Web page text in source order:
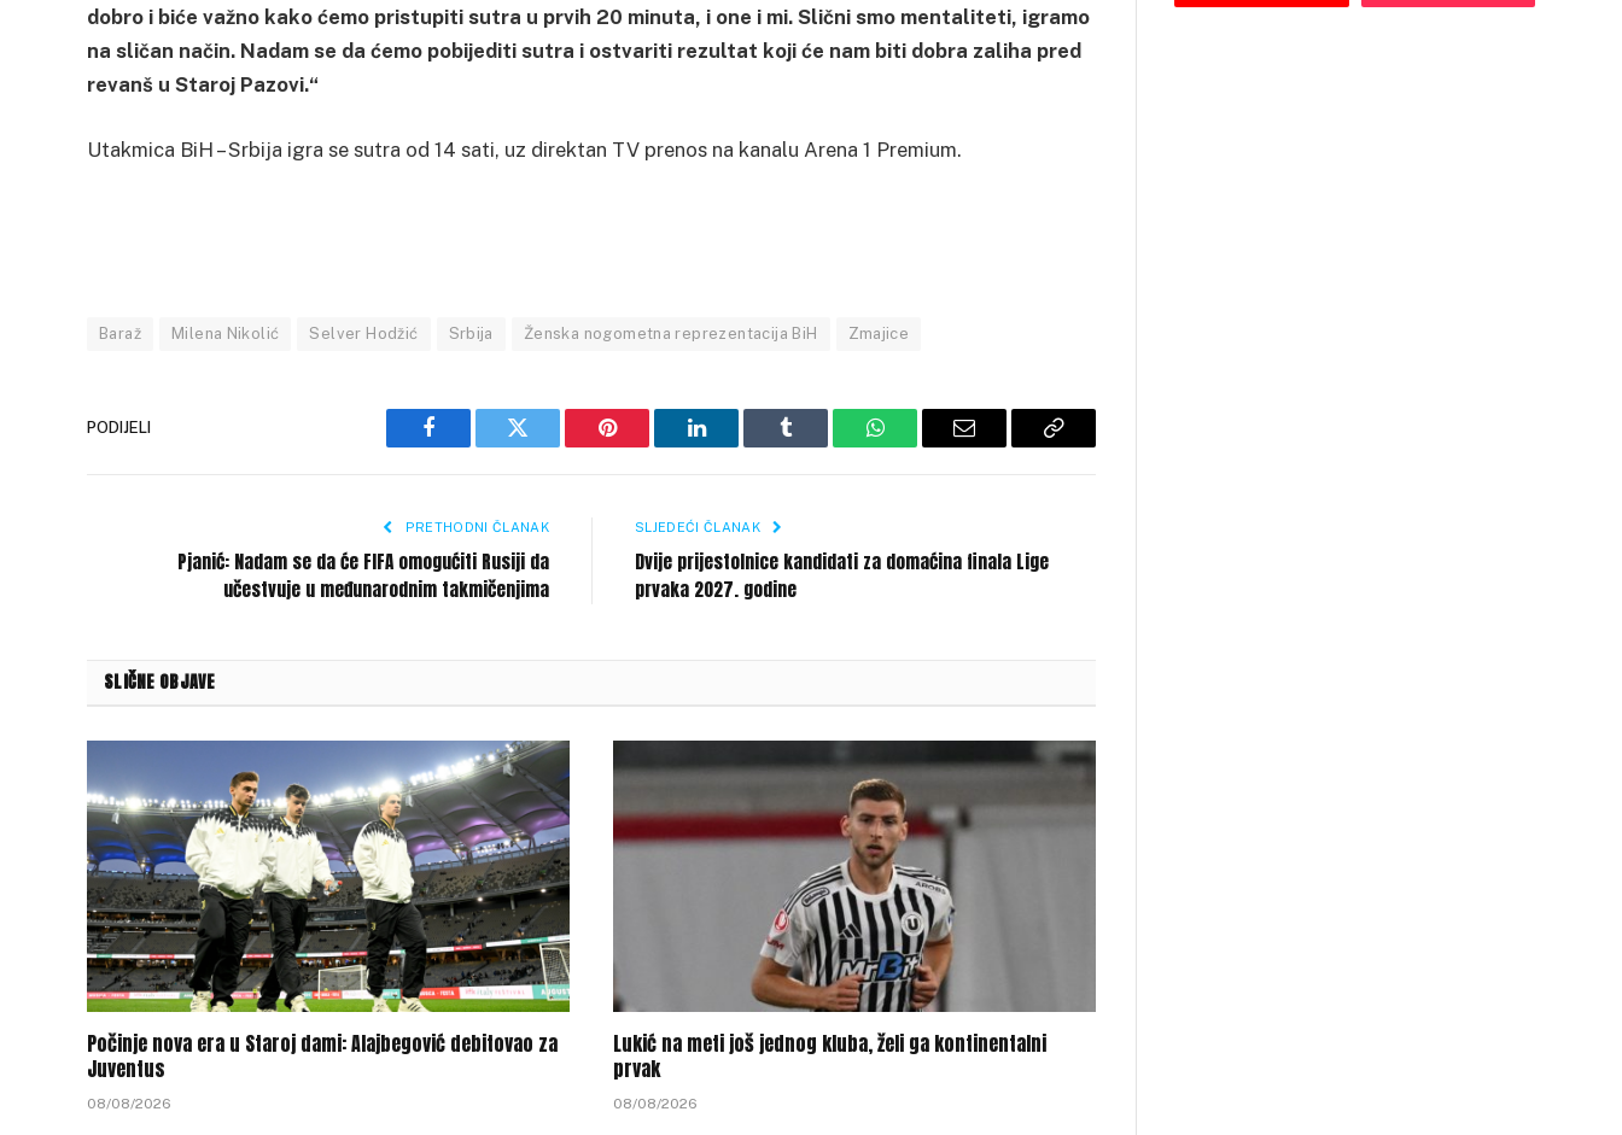
dobro i biće važno kako ćemo pristupiti sutra u prvih 20 minuta, i one i mi. Slični smo mentaliteti, igramo
na sličan način. Nadam se da ćemo pobijediti sutra i ostvariti rezultat koji će nam biti dobra zaliha pred
revanš u Staroj Pazovi.“
Utakmica BiH – Srbija igra se sutra od 14 sati, uz direktan TV prenos na kanalu Arena 1 Premium.
Baraž Milena Nikolić Selver Hodžić Srbija Ženska nogometna reprezentacija BiH Zmajice
PODIJELI
Facebook Twitter Pinterest LinkedIn Tumblr WhatsAppEmail
Copy
PRETHODNI ČLANAK
Pjanić: Nadam se da će FIFA omogućiti Rusiji da
učestvuje u međunarodnim takmičenjima
SLJEDEĆI ČLANAK
Dvije prijestolnice kandidati za domaćina finala Lige
prvaka 2027. godine
SLIČNE OBJAVE
Počinje nova era u Staroj dami: Alajbegović debitovao za
Juventus
08/08/2026
Lukić na meti još jednog kluba, želi ga kontinentalni
prvak
08/08/2026